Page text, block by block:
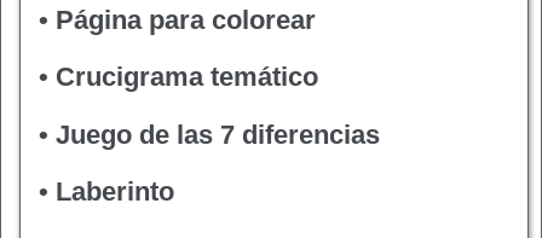
• Página para colorear
• Crucigrama temático
• Juego de las 7 diferencias
• Laberinto